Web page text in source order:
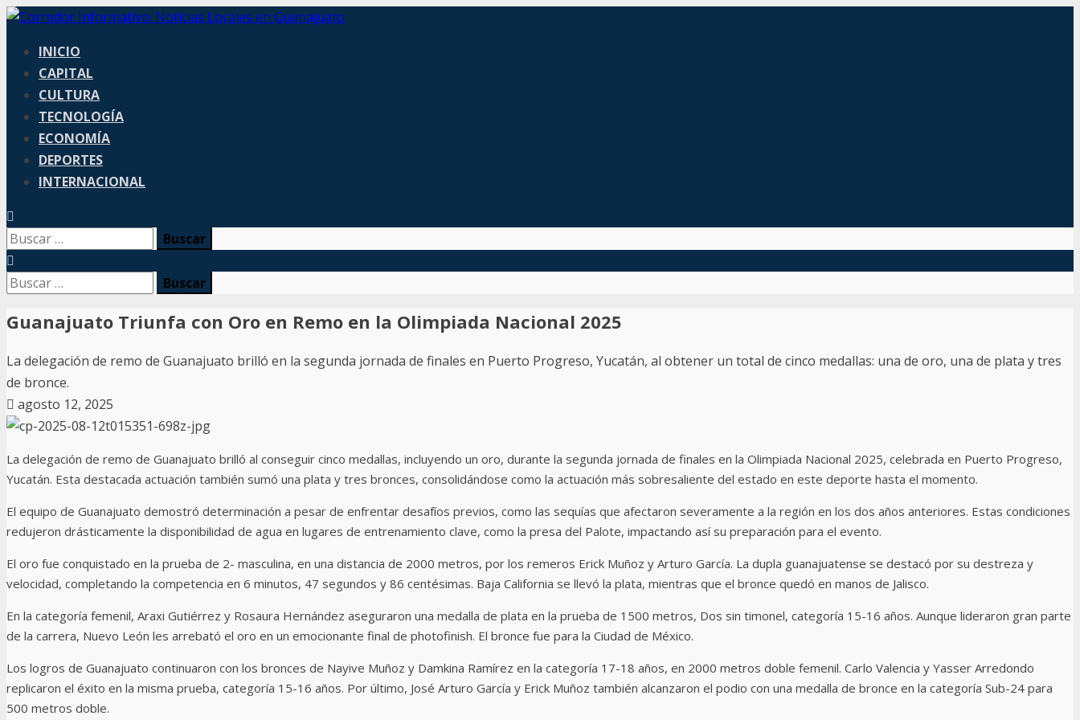
Skip
content
Primary
Menu
INICIO
CAPITAL
CULTURA
TECNOLOGÍA
ECONOMÍA
DEPORTES
INTERNACIONAL
Buscar:
Buscar:
Guanajuato Triunfa con Oro en Remo en la Olimpiada Nacional 2025
La delegación de remo de Guanajuato brilló en la segunda jornada de finales en Puerto Progreso, Yucatán, al obtener un total de cinco medallas: una de oro, una de plata y tres
de bronce.
agosto 12, 2025
La delegación de remo de Guanajuato brilló al conseguir cinco medallas, incluyendo un oro, durante la segunda jornada de finales en la Olimpiada Nacional 2025, celebrada en Puerto Progreso,
Yucatán. Esta destacada actuación también sumó una plata y tres bronces, consolidándose como la actuación más sobresaliente del estado en este deporte hasta el momento.
El equipo de Guanajuato demostró determinación a pesar de enfrentar desafíos previos, como las sequías que afectaron severamente a la región en los dos años anteriores. Estas condiciones
redujeron drásticamente la disponibilidad de agua en lugares de entrenamiento clave, como la presa del Palote, impactando así su preparación para el evento.
El oro fue conquistado en la prueba de 2- masculina, en una distancia de 2000 metros, por los remeros Erick Muñoz y Arturo García. La dupla guanajuatense se destacó por su destreza y
velocidad, completando la competencia en 6 minutos, 47 segundos y 86 centésimas. Baja California se llevó la plata, mientras que el bronce quedó en manos de Jalisco.
En la categoría femenil, Araxi Gutiérrez y Rosaura Hernández aseguraron una medalla de plata en la prueba de 1500 metros, Dos sin timonel, categoría 15-16 años. Aunque lideraron gran parte
de la carrera, Nuevo León les arrebató el oro en un emocionante final de photofinish. El bronce fue para la Ciudad de México.
Los logros de Guanajuato continuaron con los bronces de Nayive Muñoz y Damkina Ramírez en la categoría 17-18 años, en 2000 metros doble femenil. Carlo Valencia y Yasser Arredondo
replicaron el éxito en la misma prueba, categoría 15-16 años. Por último, José Arturo García y Erick Muñoz también alcanzaron el podio con una medalla de bronce en la categoría Sub-24 para
500 metros doble.